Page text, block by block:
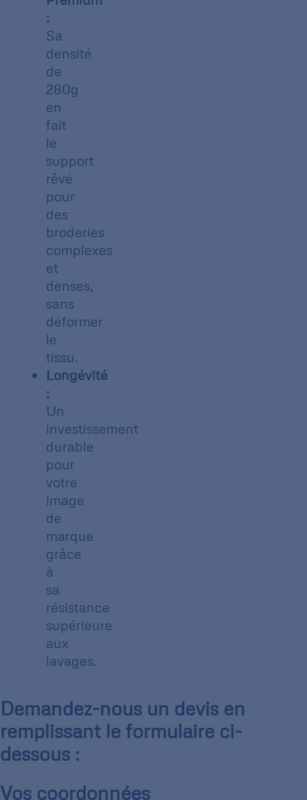
:
Sa
densité
de
280g
en
fait
le
support
rêvé
pour
des
broderies
complexes
et
denses,
sans
déformer
le
tissu.
Longévité
:
Un
investissement
durable
pour
votre
image
de
marque
grâce
à
sa
résistance
supérieure
aux
lavages.
Demandez-nous un devis en
remplissant le formulaire ci-
dessous :
Vos coordonnées